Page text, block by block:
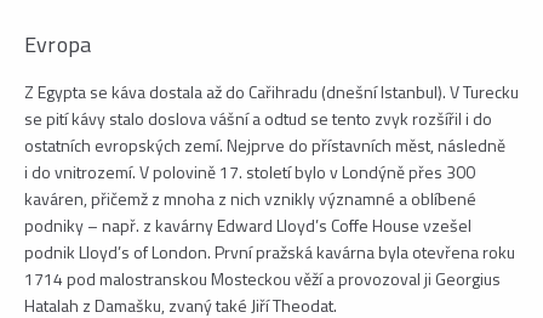
Evropa
Z Egypta se káva dostala až do Cařihradu (dnešní Istanbul). V Turecku
se pití kávy stalo doslova vášní a odtud se tento zvyk rozšířil i do
ostatních evropských zemí. Nejprve do přístavních měst, následně
i do vnitrozemí. V polovině 17. století bylo v Londýně přes 300
kaváren, přičemž z mnoha z nich vznikly významné a oblíbené
podniky – např. z kavárny Edward Lloyd’s Coffe House vzešel
podnik Lloyd’s of London. První pražská kavárna byla otevřena roku
1714 pod malostranskou Mosteckou věží a provozoval ji Georgius
Hatalah z Damašku, zvaný také Jiří Theodat.